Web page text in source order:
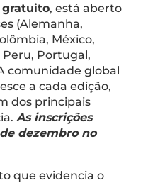
, está aberto
(Alemanha,
México,
Peru, Portugal,
comunidade global
a cada edição,
dos principais
As inscrições
dezembro no
que evidencia o